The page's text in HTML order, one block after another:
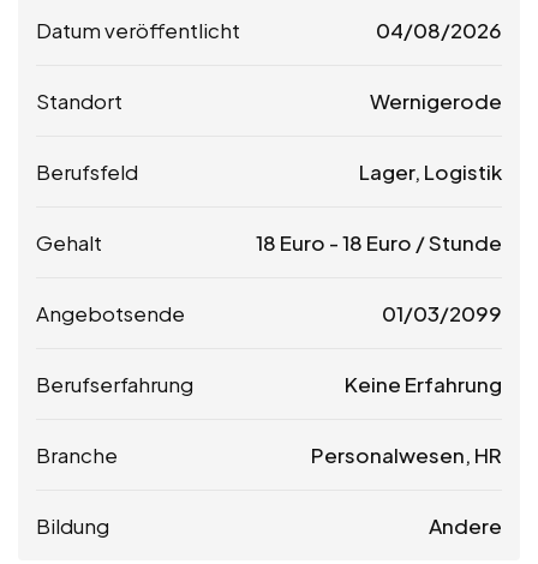
Datum veröffentlicht 04/08/2026
Standort Wernigerode
Berufsfeld Lager, Logistik
Gehalt 18 Euro -18 Euro / Stunde
Angebotsende 01/03/2099
Berufserfahrung Keine Erfahrung
Branche Personalwesen, HR
Bildung Andere